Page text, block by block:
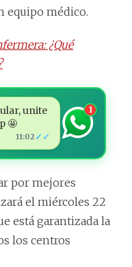
equipo médico.
¿Qué
unite
🤩
11:02 ✓✓
1
por mejores
el miércoles 22
está garantizada la
los centros